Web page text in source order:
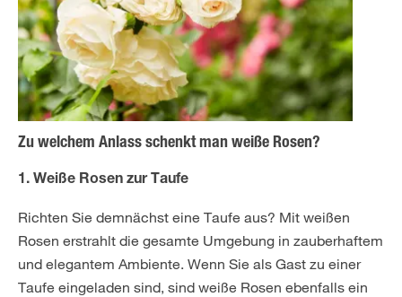
Zu welchem Anlass schenkt man weiße Rosen?
1. Weiße Rosen zur Taufe
Richten Sie demnächst eine Taufe aus? Mit weißen
Rosen erstrahlt die gesamte Umgebung in zauberhaftem
und elegantem Ambiente. Wenn Sie als Gast zu einer
Taufe eingeladen sind, sind weiße Rosen ebenfalls ein